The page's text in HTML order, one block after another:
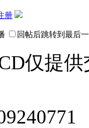
册
回帖后跳转到最后
仅提